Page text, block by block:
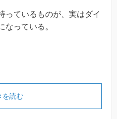
っているものが、実はダイ
なっている。
を読む